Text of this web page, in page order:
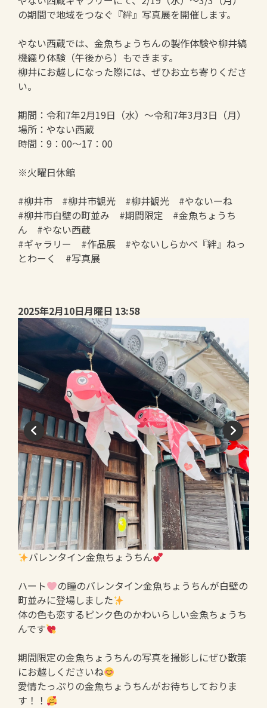
の期間で地域をつなぐ『絆』写真展を開催します。
やない西蔵では、金魚ちょうちんの製作体験や柳井縞
機織り体験（午後から）もできます。
柳井にお越しになった際には、ぜひお立ち寄りくださ
い。
期間：令和7年2月19日（水）～令和7年3月3日（月）
場所：やない西蔵
時間：9：00～17：00
※火曜日休館
#柳井市 #柳井市観光 #柳井観光 #やないーね
#柳井市白壁の町並み #期間限定 #金魚ちょうち
ん #やない西蔵
#ギャラリー #作品展 #やないしらかべ『絆』ねっ
とわーく #写真展
2025年2月10日月曜日 13:58
バレンタイン金魚ちょうちん
ハート
の瞳のバレンタイン金魚ちょうちんが白壁の
町並みに登場しました
体の色も恋するピンク色のかわいらしい金魚ちょうち
んです
期間限定の金魚ちょうちんの写真を撮影しにぜひ散策
にお越しくださいね
愛情たっぷりの金魚ちょうちんがお待ちしておりま
す！！